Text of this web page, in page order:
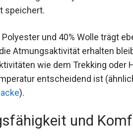
speichert.
Polyester und 40% Wolle trägt
Atmungsaktivität erhalten
wie dem Trekking oder
entscheidend ist
).
und